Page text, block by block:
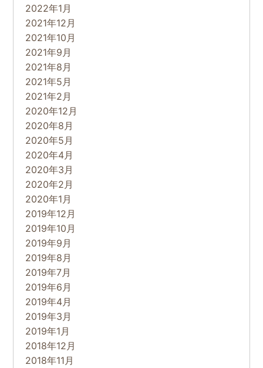
2022年1月
2021年12月
2021年10月
2021年9月
2021年8月
2021年5月
2021年2月
2020年12月
2020年8月
2020年5月
2020年4月
2020年3月
2020年2月
2020年1月
2019年12月
2019年10月
2019年9月
2019年8月
2019年7月
2019年6月
2019年4月
2019年3月
2019年1月
2018年12月
2018年11月